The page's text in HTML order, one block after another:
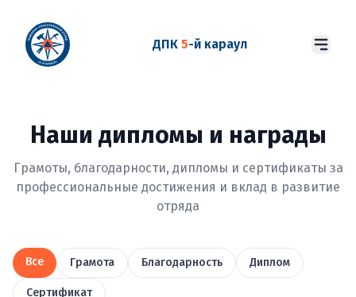
ДПК 5-й караул
Наши дипломы и награды
Грамоты, благодарности, дипломы и сертификаты за
профессиональные достижения и вклад в развитие
отряда
Все Грамота Благодарность Диплом
Сертификат